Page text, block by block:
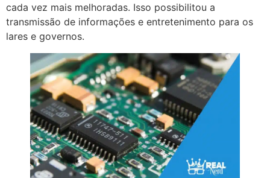
cada vez mais melhoradas. Isso possibilitou a
transmissão de informações e entretenimento para os
lares e governos.